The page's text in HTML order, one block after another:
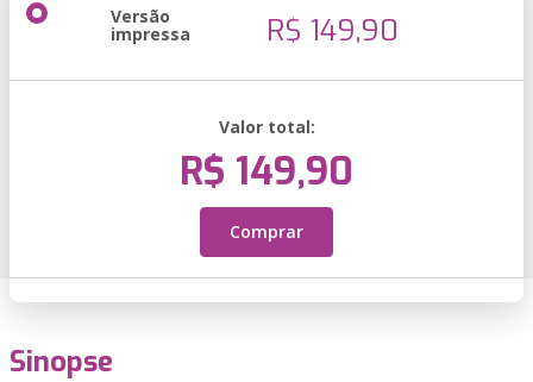
Versão
impressa R$ 149,90
Valor total:
R$ 149,90
Comprar
Sinopse